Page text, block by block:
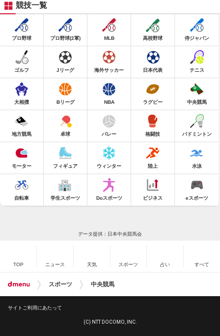
競技一覧
プロ野球 プロ野球(2軍) MLB 高校野球 侍ジャパン
ゴルフ Jリーグ 海外サッカー 日本代表 テニス
大相撲 Bリーグ NBA ラグビー 中央競馬
地方競馬 卓球 バレー 格闘技 バドミントン
モーター フィギュア ウィンター 陸上 水泳
自転車 学生スポーツ Doスポーツ ビジネス eスポーツ
データ提供：日本中央競馬会
TOP ニュース 天気 スポーツ 占い すべて
スポーツ 中央競馬
サイトご利用にあたって
(C) NTT DOCOMO, INC.